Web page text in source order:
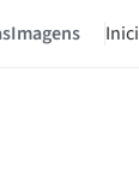
Imagens